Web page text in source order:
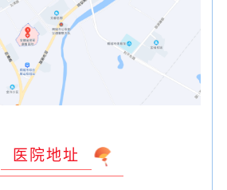
医院地址